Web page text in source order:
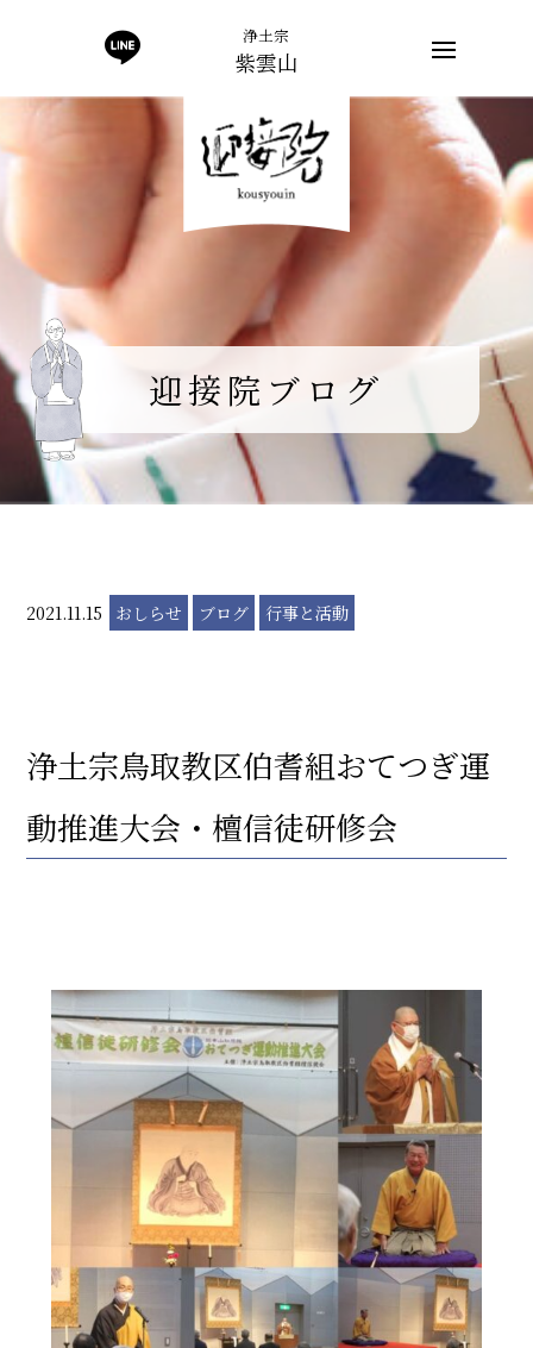
浄土宗
紫雲山
迎接院ブログ
2021.11.15 おしらせ ブログ 行事と活動
浄土宗鳥取教区伯耆組おてつぎ運
動推進大会・檀信徒研修会